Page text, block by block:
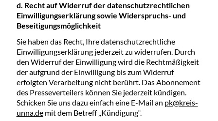
d. Recht auf Widerruf der datenschutzrechtlichen
Einwilligungserklärung sowie Widerspruchs- und
Beseitigungsmöglichkeit
Sie haben das Recht, Ihre datenschutzrechtliche
Einwilligungserklärung jederzeit zu widerrufen. Durch
den Widerruf der Einwilligung wird die Rechtmäßigkeit
der aufgrund der Einwilligung bis zum Widerruf
erfolgten Verarbeitung nicht berührt. Das Abonnement
des Presseverteilers können Sie jederzeit kündigen.
Schicken Sie uns dazu einfach eine E-Mail an pk@kreis-
unna.demit dem Betreff „Kündigung“.